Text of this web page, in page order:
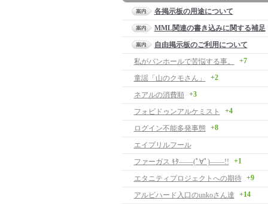
各掲示板の用途について
MML関連の書き込みに関する補足
自由掲示板のご利用について
私がバンホールで苦悩する事。
+7
童謡「山のクモさん」 +2
ネアルの消費順 +3
フォビドゥンアルケミスト +4
ログイン不能多発事態 +8
エイプリルフール
ファーガス ｷﾀ――(ﾟ∀ﾟ)――!!
+1
エタニティプロジェクトへの期待 +9
アルビハード入口のunkoさん達 +14